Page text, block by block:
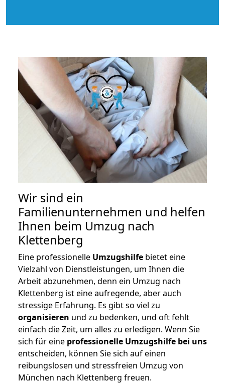
Wir sind ein
Familienunternehmen und helfen
Ihnen beim Umzug nach
Klettenberg
Eine professionelle Umzugshilfe bietet eine
Vielzahl von Dienstleistungen, um Ihnen die
Arbeit abzunehmen, denn ein Umzug nach
Klettenberg ist eine aufregende, aber auch
stressige Erfahrung. Es gibt so viel zu
organisieren und zu bedenken, und oft fehlt
einfach die Zeit, um alles zu erledigen. Wenn Sie
sich für eine professionelle Umzugshilfe bei uns
entscheiden, können Sie sich auf einen
reibungslosen und stressfreien Umzug von
München nach Klettenberg freuen.